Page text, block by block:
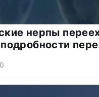
нерпы
0